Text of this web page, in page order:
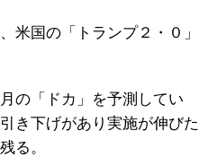
米国の「トランプ２・０」
の「ドカ」を予測してい
き下げがあり実施が伸びた
る。